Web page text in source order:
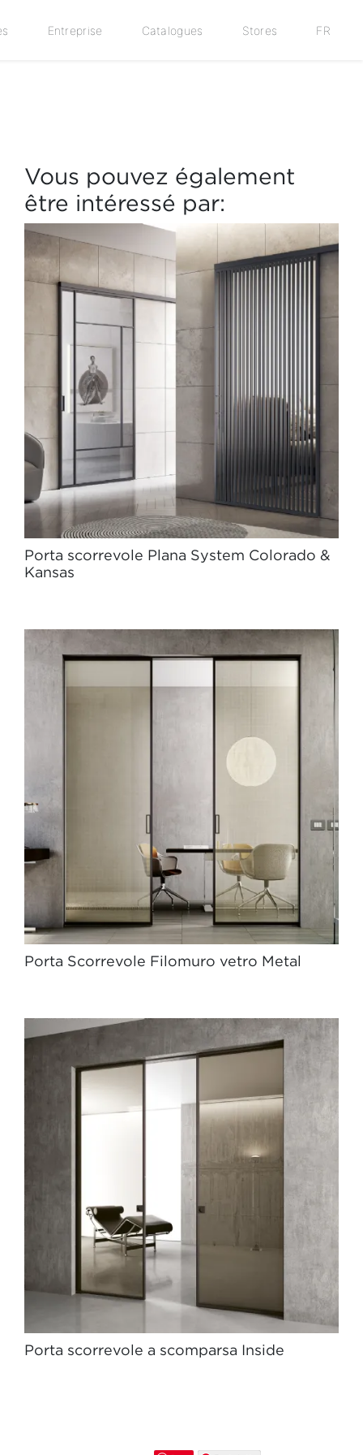
Entreprise Catalogues Stores FR
Vous pouvez également
être intéressé par:
Porta scorrevole Plana System Colorado &
Kansas
Porta Scorrevole Filomuro vetro Metal
Porta scorrevole a scomparsa Inside